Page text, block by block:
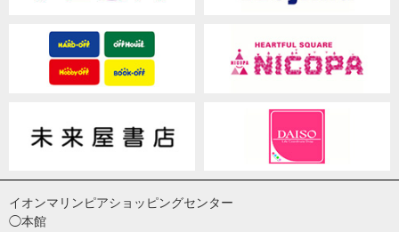
イオンマリンピアショッピングセンター
◯本館